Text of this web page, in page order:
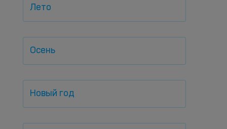
Лето
Осень
Новый год